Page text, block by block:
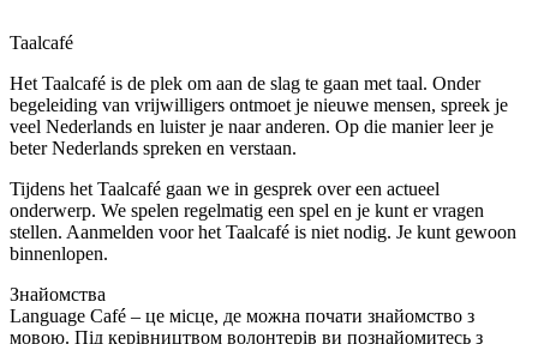
Taalcafé
Het Taalcafé is de plek om aan de slag te gaan met taal. Onder
begeleiding van vrijwilligers ontmoet je nieuwe mensen, spreek je
veel Nederlands en luister je naar anderen. Op die manier leer je
beter Nederlands spreken en verstaan.
Tijdens het Taalcafé gaan we in gesprek over een actueel
onderwerp. We spelen regelmatig een spel en je kunt er vragen
stellen. Aanmelden voor het Taalcafé is niet nodig. Je kunt gewoon
binnenlopen.
Знайомства
Language Café – це місце, де можна почати знайомство з
мовою. Під керівництвом волонтерів ви познайомитесь з